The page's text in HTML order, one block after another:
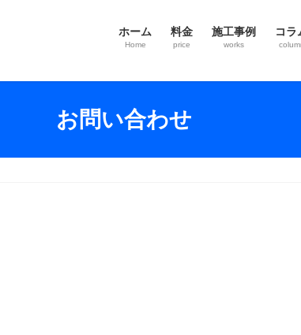
ホーム
Home
料金
price
施工事例
works
コラ
お問い合わせ